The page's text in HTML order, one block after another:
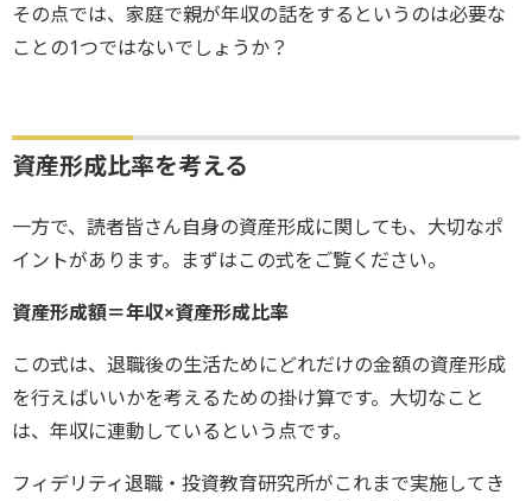
その点では、家庭で親が年収の話をするというのは必要な
ことの1つではないでしょうか？
資産形成比率を考える
一方で、読者皆さん自身の資産形成に関しても、大切なポ
イントがあります。まずはこの式をご覧ください。
資産形成額＝年収×資産形成比率
この式は、退職後の生活ためにどれだけの金額の資産形成
を行えばいいかを考えるための掛け算です。大切なこと
は、年収に連動しているという点です。
フィデリティ退職・投資教育研究所がこれまで実施してき